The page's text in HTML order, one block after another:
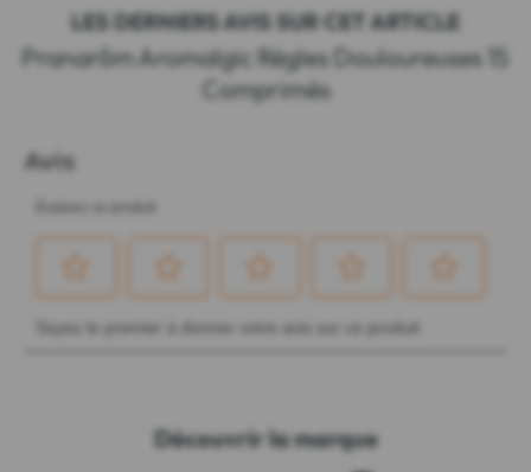
LES DERNIERS AVIS SUR CET ARTICLE
Pranarôm Aromalgic Règles Douloureuses 15
Comprimés
Découvrir la marque